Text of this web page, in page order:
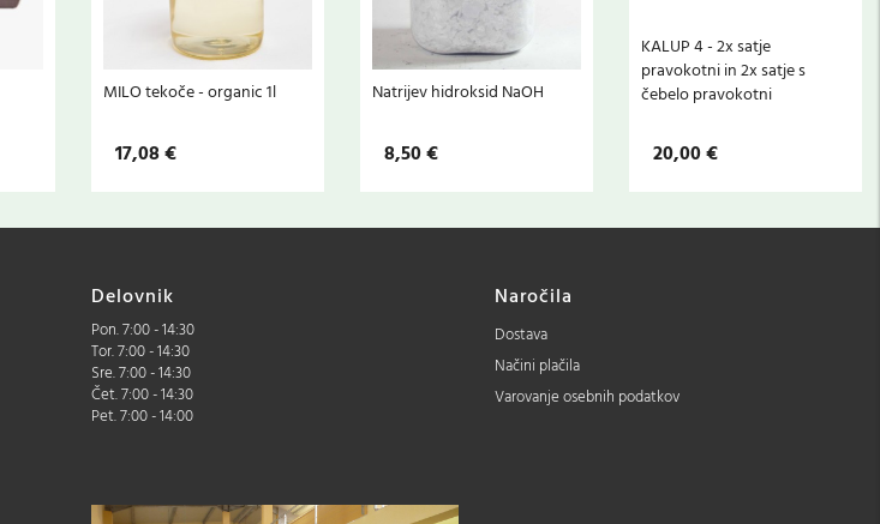
MILO tekoče - organic 1l
17,08 €
Natrijev hidroksid NaOH
8,50 €
KALUP 4 - 2x satje
pravokotni in 2x satje s
čebelo pravokotni
20,00 €
Delovnik
Pon. 7:00 - 14:30
Tor. 7:00 - 14:30
Sre. 7:00 - 14:30
Čet. 7:00 - 14:30
Pet. 7:00 - 14:00
Naročila
Dostava
Načini plačila
Varovanje osebnih podatkov